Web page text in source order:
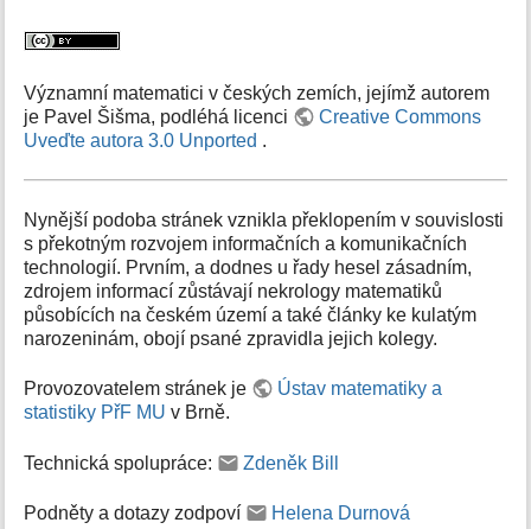
Významní matematici v českých zemích, jejímž autorem
je Pavel Šišma, podléhá licenci
Creative Commons
Uveďte autora 3.0 Unported .
Nynější podoba stránek vznikla překlopením v souvislosti
s překotným rozvojem informačních a komunikačních
technologií. Prvním, a dodnes u řady hesel zásadním,
zdrojem informací zůstávají nekrology matematiků
působících na českém území a také články ke kulatým
narozeninám, obojí psané zpravidla jejich kolegy.
Provozovatelem stránek je
Ústav matematiky a
statistiky PřF MU v Brně.
Technická spolupráce: Zdeněk Bill
Podněty a dotazy zodpoví Helena Durnová